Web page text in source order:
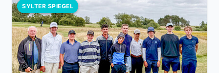
SYLTER SPIEGEL